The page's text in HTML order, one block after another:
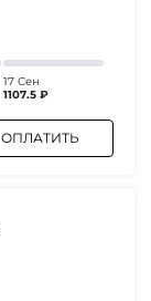
17 Сен
1107.5 ₽
ОПЛАТИТЬ